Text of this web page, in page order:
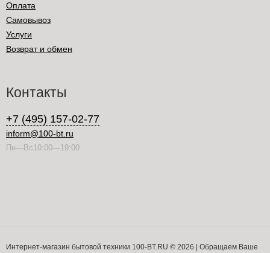
Оплата
Самовывоз
Услуги
Возврат и обмен
Контакты
+7 (495) 157-02-77
inform@100-bt.ru
Пн—Вс10:00—19:00
Интернет-магазин бытовой техники 100-BT.RU © 2026 | Обращаем Ваше